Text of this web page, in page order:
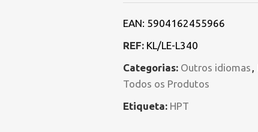
EAN: 5904162455966
REF: KL/LE-L340
Categorias: Outros idiomas ,
Todos os Produtos
Etiqueta: HPT